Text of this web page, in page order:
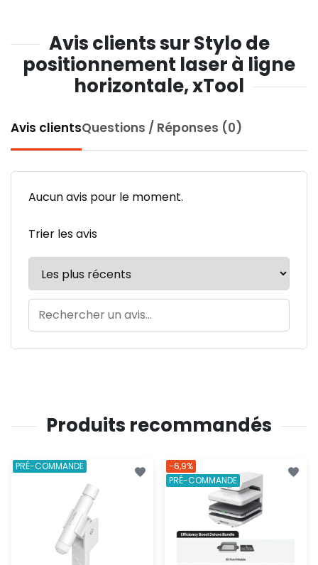
Avis clients sur Stylo de
positionnement laser à ligne
horizontale, xTool
Avis clientsQuestions / Réponses (0)
Aucun avis pour le moment.
Trier les avis
Produits recommandés
PRÉ-COMMANDE
-6,9%
PRÉ-COMMANDE